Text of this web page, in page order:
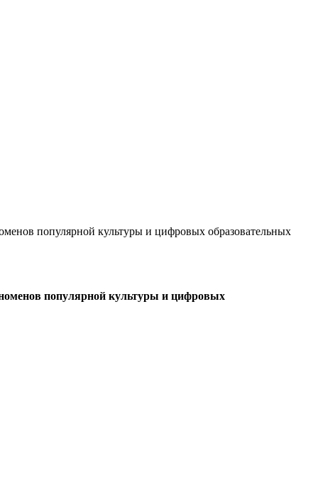
популярной культуры и цифровых образовательных
популярной культуры и цифровых